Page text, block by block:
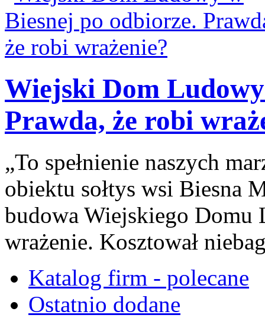
Wiejski Dom
Prawda, że robi
„To spełnienie naszych
obiektu sołtys wsi Biesna
budowa Wiejskiego Domu
wrażenie. Kosztował
Katalog firm - polecane
Ostatnio dodane